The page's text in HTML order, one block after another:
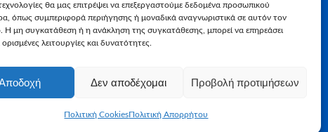
θα μας επιτρέψει να επεξεργαστούμε δεδομένα προσωπικού
όπως συμπεριφορά περιήγησης ή μοναδικά αναγνωριστικά σε αυτόν τον
Η μη συγκατάθεση ή η ανάκληση της συγκατάθεσης, μπορεί να επηρεάσει
λειτουργίες και δυνατότητες.
Δεν αποδέχομαι Προβολή προτιμήσεων
Πολιτική CookiesΠολιτική Απορρήτου